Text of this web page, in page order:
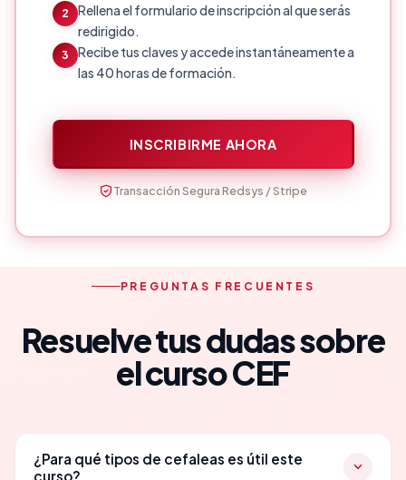
2
Rellena el formulario de inscripción al que serás
redirigido.
3
Recibe tus claves y accede instantáneamente a
las 40 horas de formación.
INSCRIBIRME AHORA
Transacción Segura Redsys / Stripe
PREGUNTAS FRECUENTES
Resuelve tus dudas sobre
el curso CEF
¿Para qué tipos de cefaleas es útil este
curso?